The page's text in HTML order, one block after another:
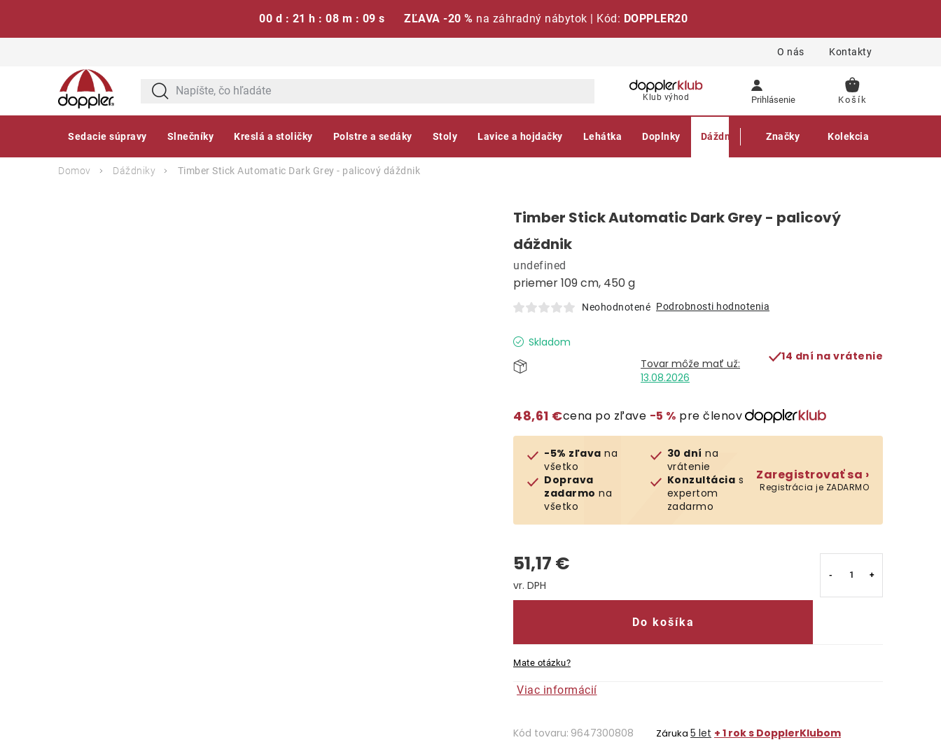
00 d : 21 h : 08 m : 08 s ZĽAVA -20 % na záhradný nábytok | Kód: DOPPLER20
O nás Kontakty
Klub výhod Prihlásenie
NÁKUPNÝ
Sedacie súpravy Slnečníky Kreslá a stoličky Polstre a sedáky Stoly Lavice a hojdačky Lehátka Doplnky Dáždniky Gastro produkty
Značky Kolekcia
Domov Dáždniky Timber Stick Automatic Dark Grey - palicový dáždnik
Timber Stick Automatic Dark Grey - palicový
dáždnik
priemer 109 cm, 450 g
undefined
Neohodnotené Podrobnosti hodnotenia
Skladom
13.08.2026
14 dní na vrátenie
48,61 €cena po zľave −5 % pre členov
-5% zľava na
všetko
Doprava
zadarmo na
všetko
30 dní na
vrátenie
Konzultácia s
expertom
zadarmo
Zaregistrovať sa ›
Registrácia je ZADARMO
51,17 €
Jednotková cena:
Do košíka
Mate otázku?
Viac informácií
Kód tovaru: 9647300808 Záruka 5 let + 1 rok s DopplerKlubom